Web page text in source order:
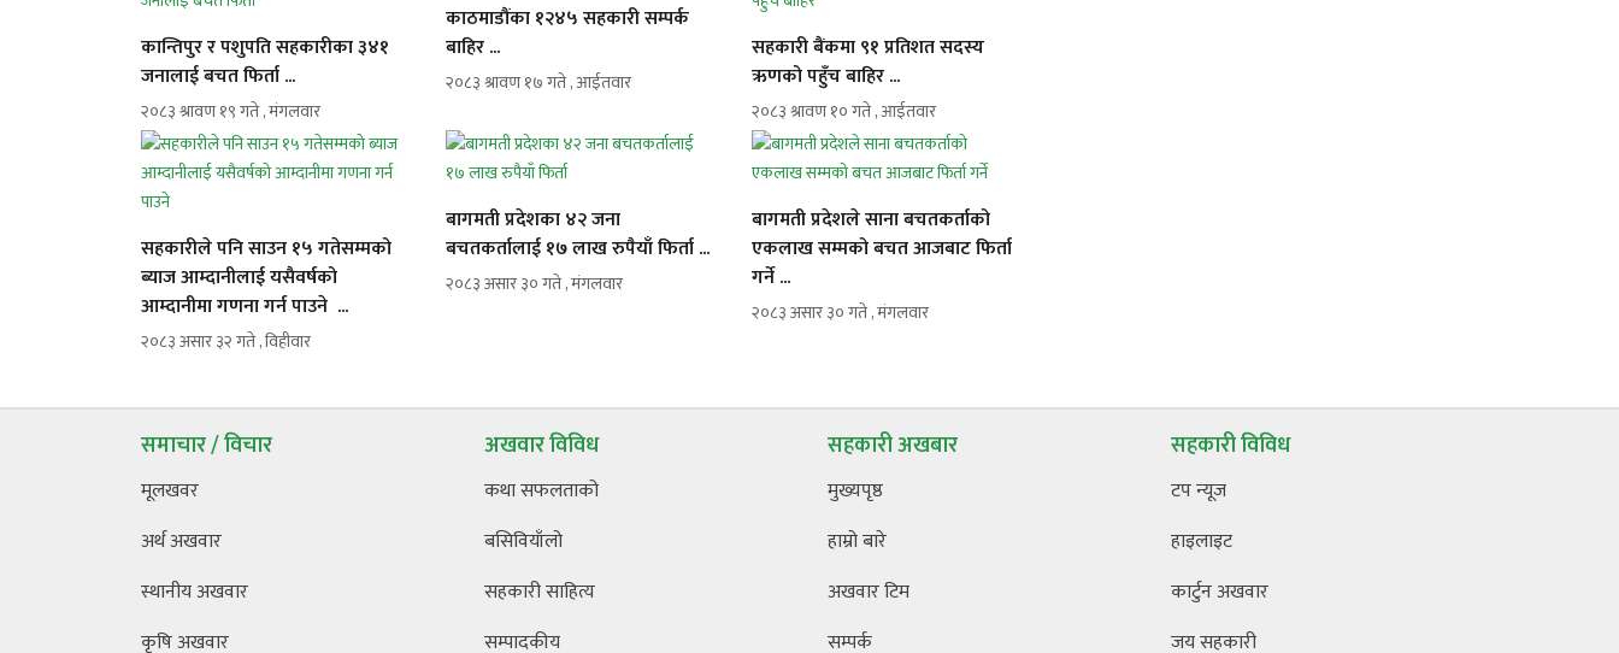
कान्तिपुर र पशुपति सहकारीका ३४१
जनालाई बचत फिर्ता ...
२०८३ श्रावण १९ गते , मंगलवार
काठमाडौंका १२४५ सहकारी सम्पर्क
बाहिर ...
२०८३ श्रावण १७ गते , आईतवार
सहकारी बैंकमा ९१ प्रतिशत सदस्य
ऋणको पहुँच बाहिर ...
२०८३ श्रावण १० गते , आईतवार
सहकारीले पनि साउन १५ गतेसम्मको
ब्याज आम्दानीलाई यसैवर्षको
आम्दानीमा गणना गर्न पाउने ...
२०८३ असार ३२ गते , विहीवार
बागमती प्रदेशका ४२ जना
बचतकर्तालाई १७ लाख रुपैयाँ फिर्ता ...
२०८३ असार ३० गते , मंगलवार
बागमती प्रदेशले साना बचतकर्ताको
एकलाख सम्मको बचत आजबाट फिर्ता
गर्ने ...
२०८३ असार ३० गते , मंगलवार
समाचार / विचार
मूलखवर
अर्थ अखवार
स्थानीय अखवार
कृषि अखवार
अखवार विविध
कथा सफलताको
बसिवियाँलो
सहकारी साहित्य
सम्पादकीय
सहकारी अखबार
मुख्यपृष्ठ
हाम्रो बारे
अखवार टिम
सम्पर्क
सहकारी विविध
टप न्यूज
हाइलाइट
कार्टुन अखवार
जय सहकारी